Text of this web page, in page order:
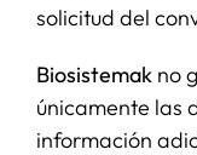
solicitud del
Biosistemakno
únicamente las
información